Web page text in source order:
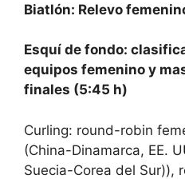
Biatlón: Relevo
Esquí de fondo:
equipos femenino y
finales (5:45 h)
Curling: round-robin
(China-Dinamarca, EE.
Suecia-Corea del Sur)),